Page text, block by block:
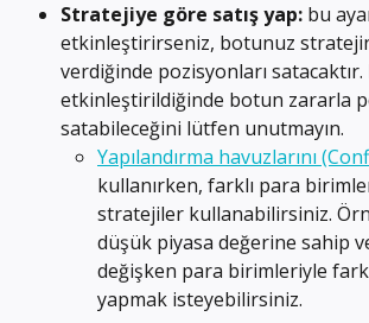
Stratejiye göre satış yap: bu
etkinleştirirseniz, botunuz
verdiğinde pozisyonları
etkinleştirildiğinde botun zararla
satabileceğini lütfen unutmayın.
Yapılandırma havuzlarını
kullanırken, farklı para
stratejiler kullanabilirsiniz.
düşük piyasa değerine sahip
değişken para birimleriyle
yapmak isteyebilirsiniz.